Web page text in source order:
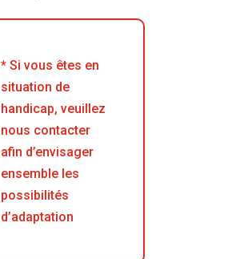
* Si vous êtes en
situation de
handicap, veuillez
nous contacter
afin d’envisager
ensemble les
possibilités
d’adaptation